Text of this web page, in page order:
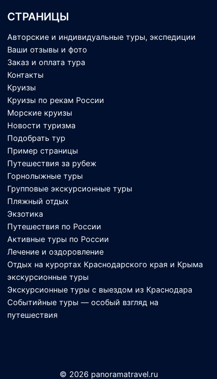
СТРАНИЦЫ
Авторские и индивидуальные туры, экспедиции
Ваши отзывы и фото
Заказ и оплата тура
Контакты
Круизы
Круизы по рекам России
Морские круизы
Новости туризма
Подобрать тур
Пример страницы
Путешествия за рубеж
Горнолыжные туры
Групповые экскурсионные туры
Пляжный отдых
Экзотика
Путешествия по России
Активные туры по России
Лечение и оздоровление
Отдых на курортах Краснодарского края и Крыма
экскурсионные туры
Экскурсионные туры с выездом из Краснодара
Событийные туры — особый взгляд на
путешествия
© 2026 panoramatravel.ru